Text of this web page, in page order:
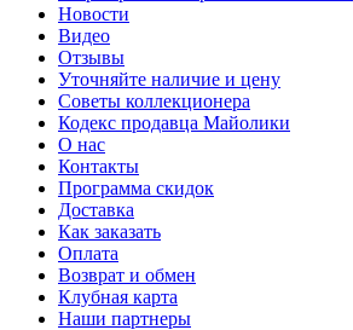
Новости
Видео
Отзывы
Уточняйте наличие и цену
Советы коллекционера
Кодекс продавца Майолики
О нас
Контакты
Программа скидок
Доставка
Как заказать
Оплата
Возврат и обмен
Клубная карта
Наши партнеры